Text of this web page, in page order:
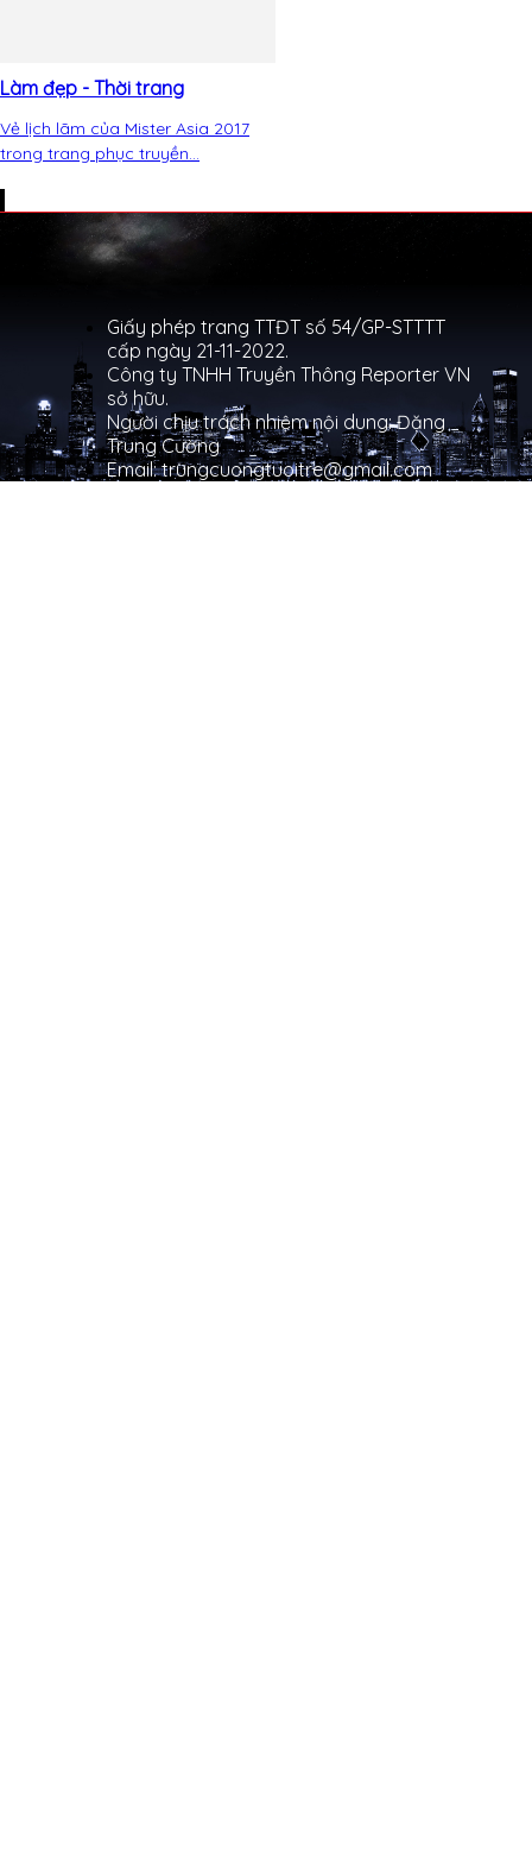
Làm đẹp - Thời trang
Vẻ lịch lãm của Mister Asia 2017
trong trang phục truyền...
Giấy phép trang TTĐT số 54/GP-STTTT
cấp ngày 21-11-2022.
Công ty TNHH Truyền Thông Reporter VN
sở hữu.
Người chịu trách nhiệm nội dung: Đặng
Trung Cường
Email: trungcuongtuoitre@gmail.com